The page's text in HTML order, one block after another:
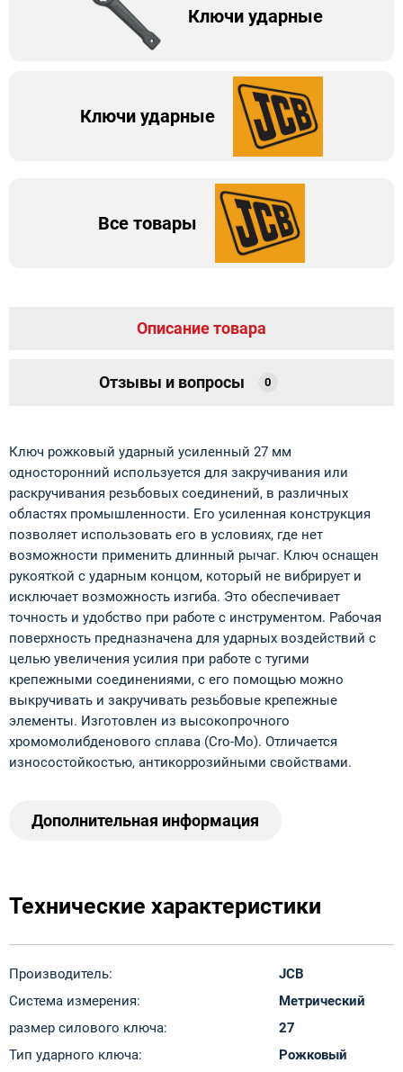
Ключи ударные
Ключи ударные
Все товары
Описание товара
Отзывы и вопросы 0
Ключ рожковый ударный усиленный 27 мм
односторонний используется для закручивания или
раскручивания резьбовых соединений, в различных
областях промышленности. Его усиленная конструкция
позволяет использовать его в условиях, где нет
возможности применить длинный рычаг. Ключ оснащен
рукояткой с ударным концом, который не вибрирует и
исключает возможность изгиба. Это обеспечивает
точность и удобство при работе с инструментом. Рабочая
поверхность предназначена для ударных воздействий с
целью увеличения усилия при работе с тугими
крепежными соединениями, с его помощью можно
выкручивать и закручивать резьбовые крепежные
элементы. Изготовлен из высокопрочного
хромомолибденового сплава (Cro-Mo). Отличается
износостойкостью, антикоррозийными свойствами.
Дополнительная информация
Технические характеристики
Производитель:
JCB
Система измерения:
Метрический
размер силового ключа:
27
Тип ударного ключа:
Рожковый